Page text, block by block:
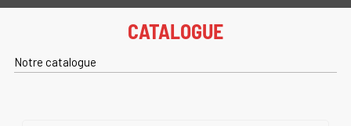
CATALOGUE
Notre catalogue